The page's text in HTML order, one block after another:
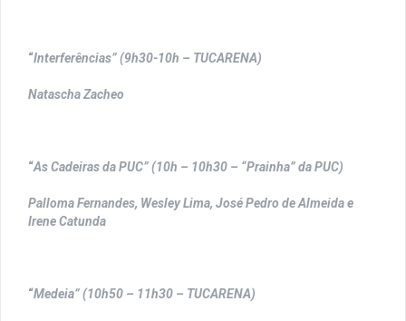
“Interferências” (9h30-10h – TUCARENA)
Natascha Zacheo
“As Cadeiras da PUC” (10h – 10h30 – “Prainha” da PUC)
Palloma Fernandes, Wesley Lima, José Pedro de Almeida e
Irene Catunda
“Medeia” (10h50 – 11h30 – TUCARENA)